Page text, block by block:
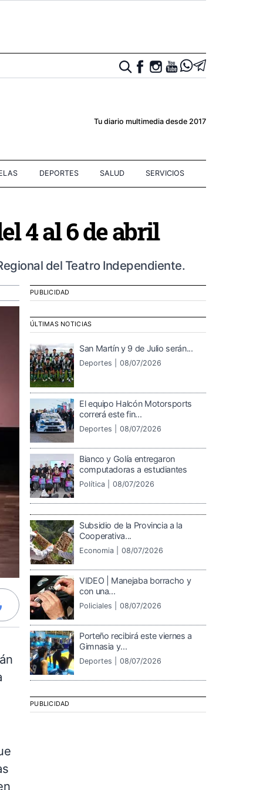
Tu diario multimedia desde 2017
DEPORTES SALUD SERVICIOS
4 al 6 de abril
del Teatro Independiente.
PUBLICIDAD
ÚLTIMAS NOTICIAS
San Martín y 9 de Julio serán...
Deportes | 08/07/2026
El equipo Halcón Motorsports
correrá este fin...
Deportes | 08/07/2026
Bianco y Golía entregaron
computadoras a estudiantes
Política | 08/07/2026
Subsidio de la Provincia a la
Cooperativa...
Economia | 08/07/2026
VIDEO | Manejaba borracho y
con una...
Policiales | 08/07/2026
Porteño recibirá este viernes a
Gimnasia y...
Deportes | 08/07/2026
PUBLICIDAD